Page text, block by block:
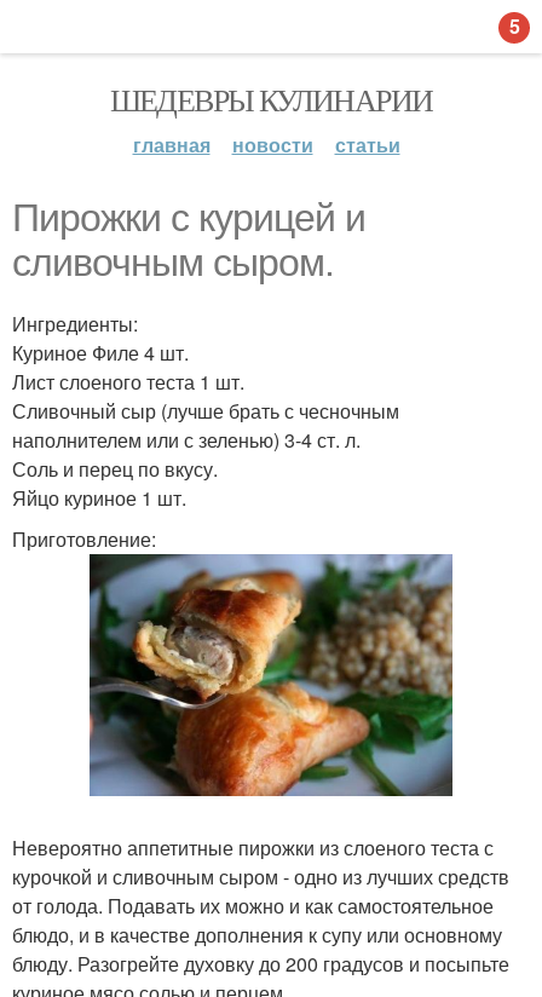
ШЕДЕВРЫ КУЛИНАРИИ
главная новости статьи
Пирожки с курицей и
сливочным сыром.
Ингредиенты:
Куриное Филе 4 шт.
Лист слоеного теста 1 шт.
Сливочный сыр (лучше брать с чесночным
наполнителем или с зеленью) 3-4 ст. л.
Соль и перец по вкусу.
Яйцо куриное 1 шт.
Приготовление:
Невероятно аппетитные пирожки из слоеного теста с
курочкой и сливочным сыром - одно из лучших средств
от голода. Подавать их можно и как самостоятельное
блюдо, и в качестве дополнения к супу или основному
блюду. Разогрейте духовку до 200 градусов и посыпьте
5